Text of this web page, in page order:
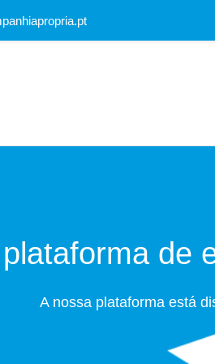
de
A nossa plataforma está